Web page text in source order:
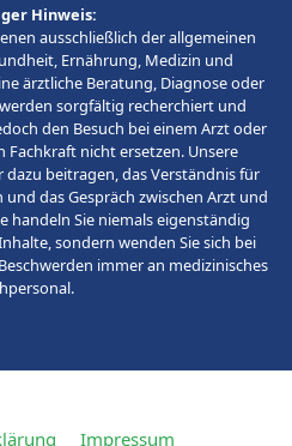
Hinweis:
ausschließlich der allgemeinen
Ernährung, Medizin und
ärztliche Beratung, Diagnose oder
sorgfältig recherchiert und
den Besuch bei einem Arzt oder
nicht ersetzen. Unsere
beitragen, das Verständnis für
das Gespräch zwischen Arzt und
handeln Sie niemals eigenständig
sondern wenden Sie sich bei
immer an medizinisches
Impressum